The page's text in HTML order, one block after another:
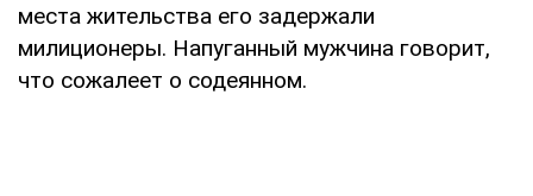
места жительства его задержали
милиционеры. Напуганный мужчина говорит,
что сожалеет о содеянном.